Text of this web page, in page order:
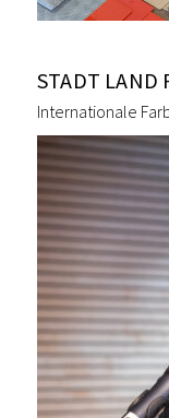
STADT LAND
Internationale